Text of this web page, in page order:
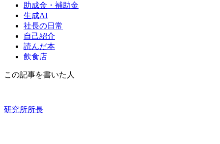
助成金・補助金
生成AI
社長の日常
自己紹介
読んだ本
飲食店
この記事を書いた人
研究所所長